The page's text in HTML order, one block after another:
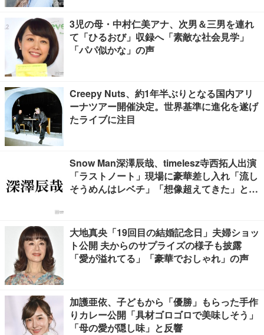
3児の母・中村仁美アナ、次男＆三男を連れ
て「ひるおび」収録へ「素敵な社会見学」
「パパ似かな」の声
Creepy Nuts、約1年半ぶりとなる国内アリ
ーナツアー開催決定。世界基準に進化を遂げ
たライブに注目
Snow Man深澤辰哉、timelesz寺西拓人出演
「ラストノート」現場に豪華差し入れ「流し
そうめんはレベチ」「想像超えてきた」と絶
大地真央「19回目の結婚記念日」夫婦ショッ
ト公開 夫からのサプライズの様子も披露
「愛が溢れてる」「豪華でおしゃれ」の声
加護亜依、子どもから「優勝」もらった手作
りカレー公開「具材ゴロゴロで美味しそう」
「母の愛が隠し味」と反響